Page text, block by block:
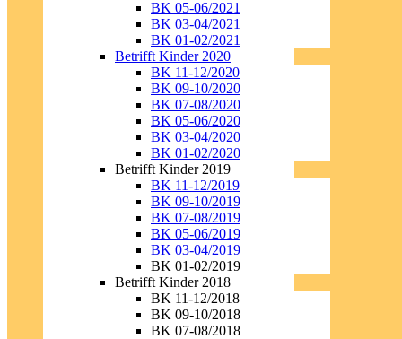
BK 05-06/2021
BK 03-04/2021
BK 01-02/2021
Betrifft Kinder 2020
BK 11-12/2020
BK 09-10/2020
BK 07-08/2020
BK 05-06/2020
BK 03-04/2020
BK 01-02/2020
Betrifft Kinder 2019
BK 11-12/2019
BK 09-10/2019
BK 07-08/2019
BK 05-06/2019
BK 03-04/2019
BK 01-02/2019
Betrifft Kinder 2018
BK 11-12/2018
BK 09-10/2018
BK 07-08/2018